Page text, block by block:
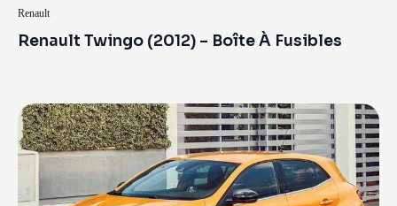
Renault Twingo (2012) – Boîte À Fusibles
Renault